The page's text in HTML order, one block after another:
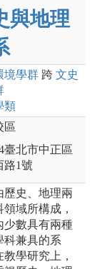
與地理
境學群 跨 文史
類
區
臺北市中正區
路1號
歷史、地理兩
領域所構成，
少數具有兩種
科兼具的系
教學研究上，